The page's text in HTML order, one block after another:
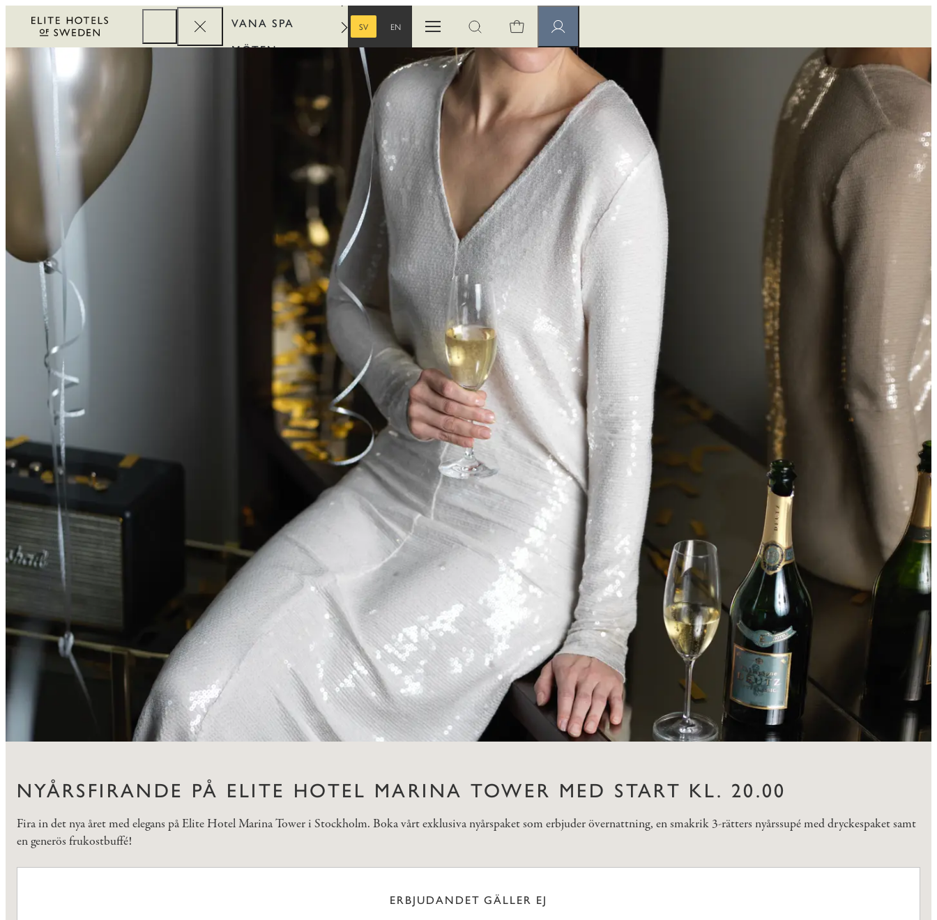
VANA SPA
MÖTEN
SV
EN
Öppna menynÖppna sök Medlemssidor
NYÅRSFIRANDE PÅ ELITE HOTEL MARINA TOWER MED START KL. 20.00
Fira in det nya året med elegans på Elite Hotel Marina Tower i Stockholm. Boka vårt exklusiva nyårspaket som erbjuder övernattning, en smakrik 3-rätters nyårssupé med dryckespaket samt
en generös frukostbuffé!
ERBJUDANDET GÄLLER EJ